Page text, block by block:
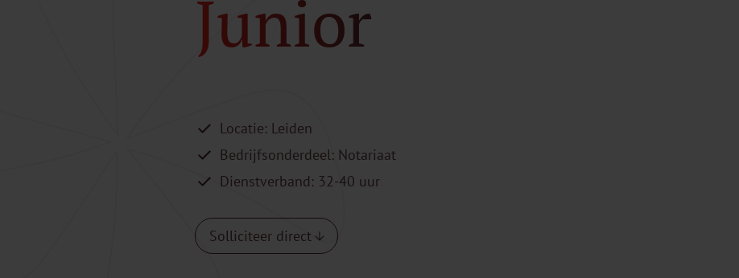
Junior
Locatie: Leiden
Bedrijfsonderdeel: Notariaat
Dienstverband: 32-40 uur
Solliciteer direct